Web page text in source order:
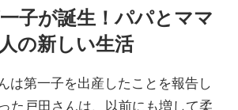
子が誕生！パパとママ
の新しい生活
は第一子を出産したことを報告し
た戸田さんは、以前にも増して柔